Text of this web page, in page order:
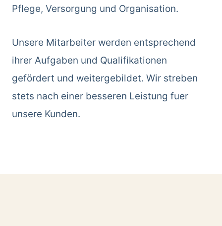
Pflege, Versorgung und Organisation.
Unsere Mitarbeiter werden entsprechend
ihrer Aufgaben und Qualifikationen
gefördert und weitergebildet. Wir streben
stets nach einer besseren Leistung fuer
unsere Kunden.